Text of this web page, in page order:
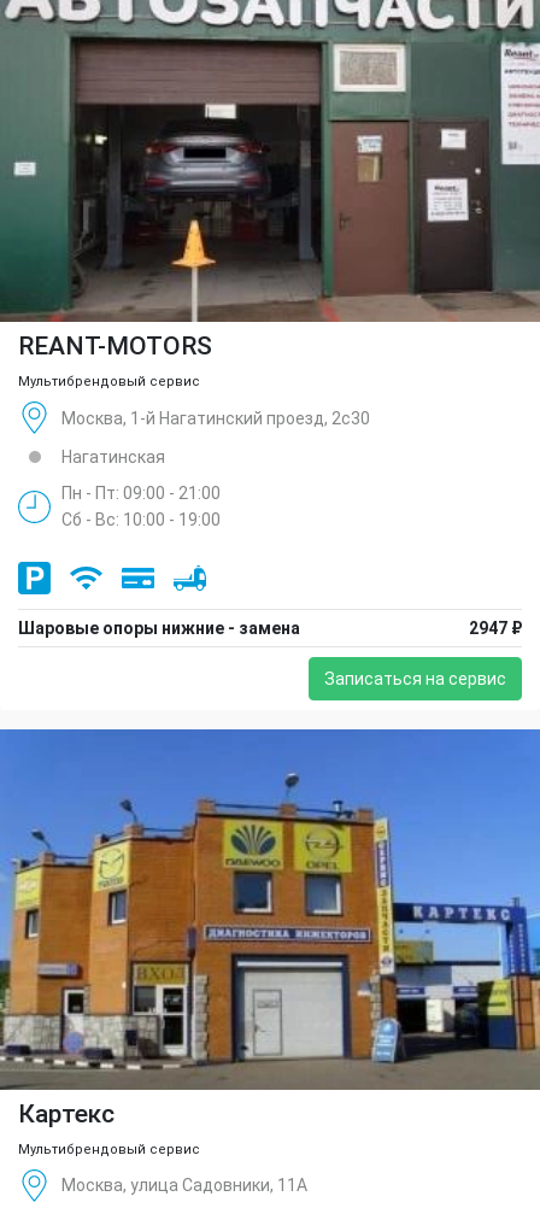
REANT-MOTORS
Мультибрендовый сервис
Москва, 1-й Нагатинский проезд, 2с30
Нагатинская
Пн - Пт: 09:00 - 21:00
Сб - Вс: 10:00 - 19:00
Шаровые опоры нижние - замена 2947 ₽
Записаться на сервис
Картекс
Мультибрендовый сервис
Москва, улица Садовники, 11А